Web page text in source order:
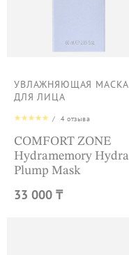
УВЛАЖНЯЮЩАЯ МАСКА
ДЛЯ ЛИЦА
/ 4отзыва
COMFORT ZONE
Hydramemory Hydra
Plump Mask
33 000 ₸